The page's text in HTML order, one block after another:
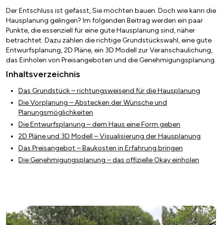
Der Entschluss ist gefasst, Sie möchten bauen. Doch wie kann die
Hausplanung gelingen? Im folgenden Beitrag werden ein paar
Punkte, die essenziell für eine gute Hausplanung sind, näher
betrachtet. Dazu zählen die richtige Grundstückswahl, eine gute
Entwurfsplanung, 2D Pläne, ein 3D Modell zur Veranschaulichung,
das Einholen von Preisangeboten und die Genehmigungsplanung.
Inhaltsverzeichnis
Das Grundstück – richtungsweisend für die Hausplanung
Die Vorplanung – Abstecken der Wünsche und
Planungsmöglichkeiten
Die Entwurfsplanung – dem Haus eine Form geben
2D Pläne und 3D Modell – Visualisierung der Hausplanung
Das Preisangebot – Baukosten in Erfahrung bringen
Die Genehmigungsplanung – das offizielle Okay einholen